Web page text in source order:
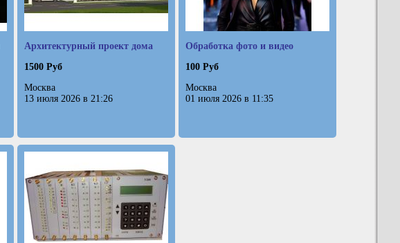
Архитектурный проект дома
1500 Руб
Москва
13 июля 2026 в 21:26
Обработка фото и видео
100 Руб
Москва
01 июля 2026 в 11:35